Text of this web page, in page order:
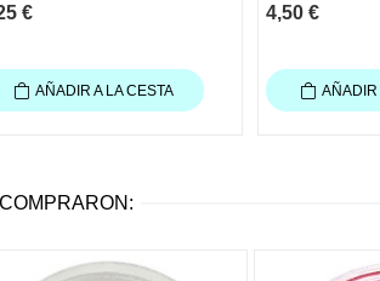
€
AÑADIR A LA CESTA
4,50 €
AÑADIR